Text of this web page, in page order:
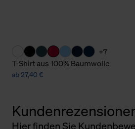
+7
T-Shirt aus 100% Baumwolle
ab 27,40 €
Hier finden Sie